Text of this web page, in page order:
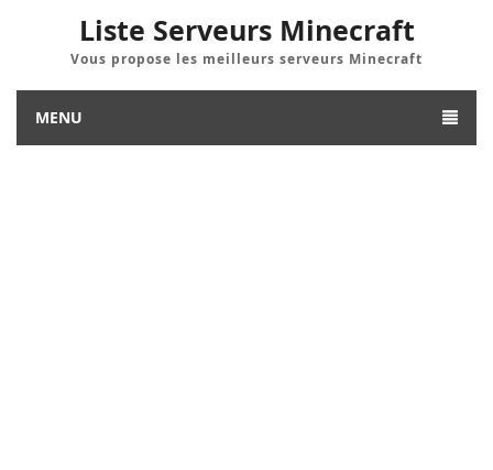
Liste Serveurs Minecraft
Vous propose les meilleurs serveurs Minecraft
MENU